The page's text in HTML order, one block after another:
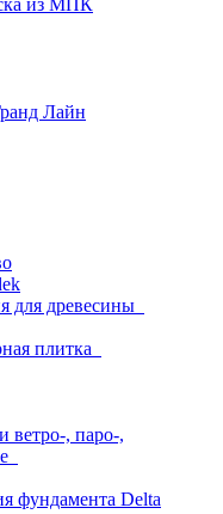
из МПК
Лайн
для древесины
плитка
ветро-, паро-,
фундамента Delta